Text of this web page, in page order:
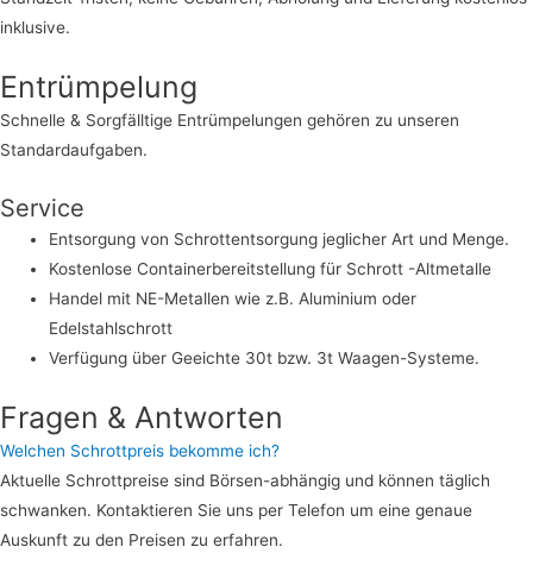
inklusive.
Entrümpelung
Schnelle & Sorgfälltige Entrümpelungen gehören zu unseren
Standardaufgaben.
Service
Entsorgung von Schrottentsorgung jeglicher Art und Menge.
Kostenlose Containerbereitstellung für Schrott -Altmetalle
Handel mit NE-Metallen wie z.B. Aluminium oder
Edelstahlschrott
Verfügung über Geeichte 30t bzw. 3t Waagen-Systeme.
Fragen & Antworten
Welchen Schrottpreis bekomme ich?
Aktuelle Schrottpreise sind Börsen-abhängig und können täglich
schwanken. Kontaktieren Sie uns per Telefon um eine genaue
Auskunft zu den Preisen zu erfahren.